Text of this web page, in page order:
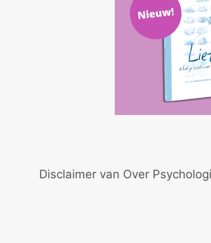
Disclaimer van Over